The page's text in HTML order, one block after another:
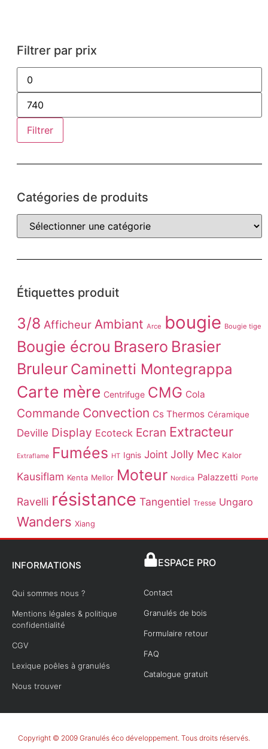
Filtrer par prix
Filtrer
Catégories de produits
Étiquettes produit
3/8 Afficheur Ambiant Arce bougie Bougie tige
Bougie écrou Brasero Brasier
Bruleur Caminetti Montegrappa
Carte mère Centrifuge CMG Cola
Commande Convection Cs Thermos Céramique
Deville Display Ecoteck Ecran Extracteur
Extraflame Fumées HT Ignis Joint Jolly Mec Kalor
Kausiflam Kenta Mellor Moteur Nordica Palazzetti Porte
Ravelli résistance Tangentiel Tresse Ungaro
Wanders Xiang
INFORMATIONS
Qui sommes nous ?
Mentions légales & politique
confidentialité
CGV
Lexique poêles à granulés
Nous trouver
ESPACE PRO
Contact
Granulés de bois
Formulaire retour
FAQ
Catalogue gratuit
Copyright © 2009 Granulés éco développement. Tous droits réservés.